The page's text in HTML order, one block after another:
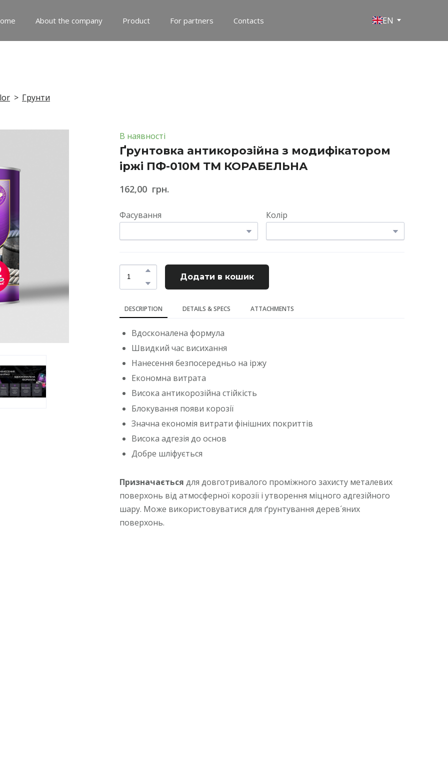
About the company Product For partners Contacts EN
Грунти
В наявності
Ґрунтовка антикорозійна з модифікатором
іржі ПФ-010М ТМ КОРАБЕЛЬНА
162,00  грн.
Фасування Колір
Додати в кошик
DESCRIPTION DETAILS & SPECS ATTACHMENTS
Вдосконалена формула
Швидкий час висихання
Нанесення безпосередньо на іржу
Економна витрата
Висока антикорозійна стійкість
Блокування появи корозії
Значна економія витрати фінішних покриттів
Висока адгезія до основ
Добре шліфується
Призначається для довготривалого проміжного захисту металевих
поверхонь від атмосферної корозії і утворення міцного адгезійного
шару. Може використовуватися для ґрунтування дерев´яних
поверхонь.